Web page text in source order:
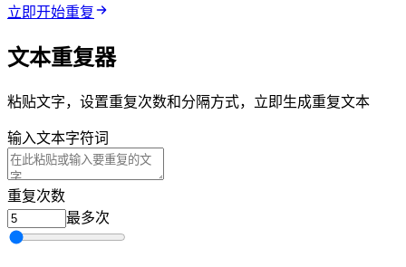
立即开始重复
文本重复器
粘贴文字，设置重复次数和分隔方式，立即生成重复文本
输入文本0 字符 · 0 词
重复次数
最多10000次